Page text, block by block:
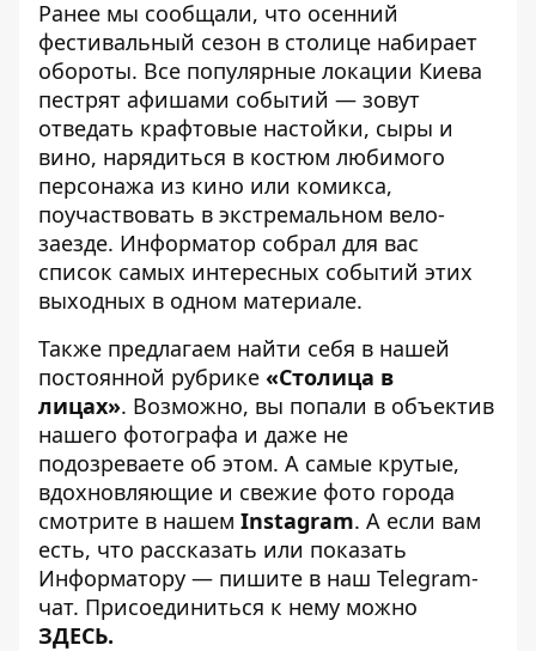
Ранее мы сообщали, что осенний
фестивальный сезон в столице набирает
обороты. Все популярные локации Киева
пестрят афишами событий — зовут
отведать крафтовые настойки, сыры и
вино, нарядиться в костюм любимого
персонажа из кино или комикса,
поучаствовать в экстремальном вело-
заезде. Информатор собрал для вас
список самых интересных событий этих
выходных в одном материале.
Также предлагаем найти себя в нашей
постоянной рубрике «Столица в
лицах». Возможно, вы попали в объектив
нашего фотографа и даже не
подозреваете об этом. А самые крутые,
вдохновляющие и свежие фото города
смотрите в нашем Instagram. А если вам
есть, что рассказать или показать
Информатору — пишите в наш Telegram-
чат. Присоединиться к нему можно
ЗДЕСЬ.